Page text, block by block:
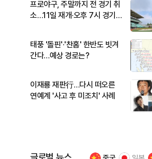
프로야구, 주말까지 전 경기 취
소…11일 재개·오후 7시 경기
태풍 '돌핀'·'찬홈' 한반도 빗겨
간다…예상 경로는?
이재룡 재판行…다시 떠오른
연예계 '사고 후 미조치' 사례